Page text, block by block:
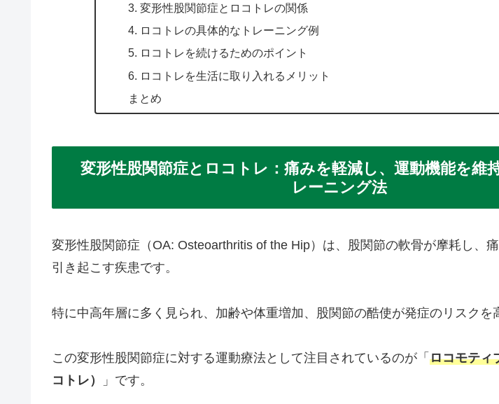
3. 変形性股関節症とロコトレの関係
4. ロコトレの具体的なトレーニング例
5. ロコトレを続けるためのポイント
6. ロコトレを生活に取り入れるメリット
まとめ
変形性股関節症とロコトレ：痛みを軽減し、運動機能を維
レーニング法
変形性股関節症（OA: Osteoarthritis of the Hip）は、股関節の軟骨が摩耗し、
引き起こす疾患です。
特に中高年層に多く見られ、加齢や体重増加、股関節の酷使が発症のリスクを
この変形性股関節症に対する運動療法として注目されているのが「 ロコモティ
コトレ）
」です。